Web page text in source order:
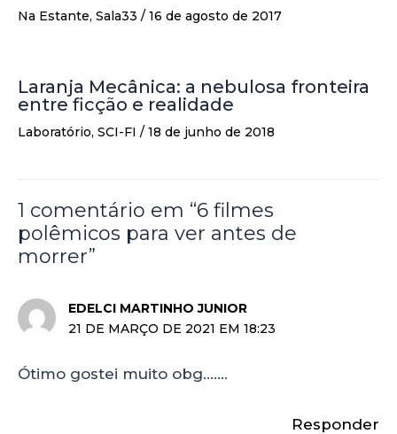
Na Estante, Sala33 / 16 de agosto de 2017
Laranja Mecânica: a nebulosa fronteira
entre ficção e realidade
Laboratório, SCI-FI / 18 de junho de 2018
1 comentário em “6 filmes
polêmicos para ver antes de
morrer”
EDELCI MARTINHO JUNIOR
21 DE MARÇO DE 2021 EM 18:23
Ótimo gostei muito obg…….
Responder